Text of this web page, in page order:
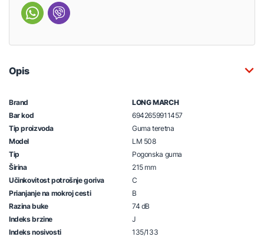
Opis
Brand
LONG MARCH
Bar kod
6942659911457
Tip proizvoda
Guma teretna
Model
LM 508
Tip
Pogonska guma
Širina
215 mm
Učinkovitost potrošnje goriva
C
Prianjanje na mokroj cesti
B
Razina buke
74 dB
Indeks brzine
J
Indeks nosivosti
135/133